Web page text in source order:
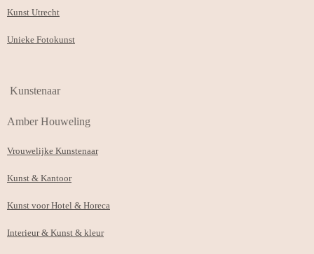
Kunst Utrecht
Unieke Fotokunst
Kunstenaar
Amber Houweling
Vrouwelijke Kunstenaar
Kunst & Kantoor
Kunst voor Hotel & Horeca
Interieur & Kunst & kleur